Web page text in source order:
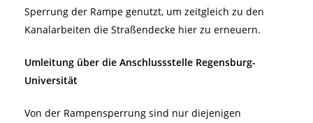
Sperrung der Rampe genutzt, um zeitgleich zu den
Kanalarbeiten die Straßendecke hier zu erneuern.
Umleitung über die Anschlussstelle Regensburg-
Universität
Von der Rampensperrung sind nur diejenigen